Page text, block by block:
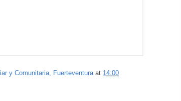
y Comunitaria, Fuerteventura at 14:00